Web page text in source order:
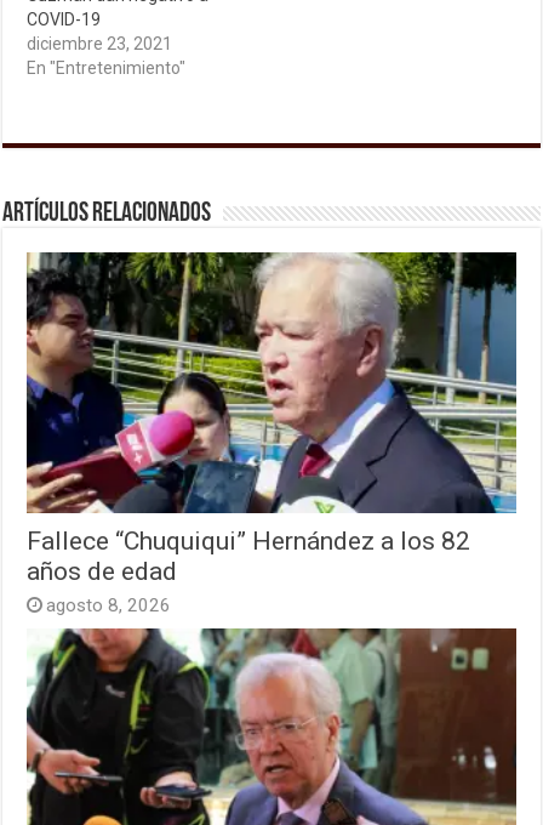
COVID-19
diciembre 23, 2021
En "Entretenimiento"
Artículos relacionados
Fallece “Chuquiqui” Hernández a los 82
años de edad
agosto 8, 2026